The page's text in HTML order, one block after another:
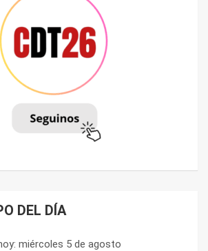
DEL DÍA
miércoles 5 de agosto